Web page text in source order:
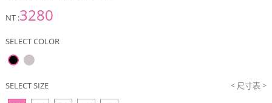
NT :3280
SELECT COLOR
< 尺寸表 >
SELECT SIZE